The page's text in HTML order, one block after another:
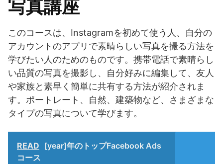
写真講座
このコースは、Instagramを初めて使う人、自分の
アカウントのアプリで素晴らしい写真を撮る方法を
学びたい人のためのものです。携帯電話で素晴らし
い品質の写真を撮影し、自分好みに編集して、友人
や家族と素早く簡単に共有する方法が紹介されま
す。ポートレート、自然、建築物など、さまざまな
タイプの写真について学びます。
READ [year]年のトップFacebook Ads
コース